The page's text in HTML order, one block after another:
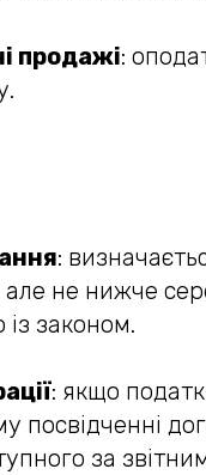
продажі:
:
не нижче
із законом.
: якщо
посвідченні
за